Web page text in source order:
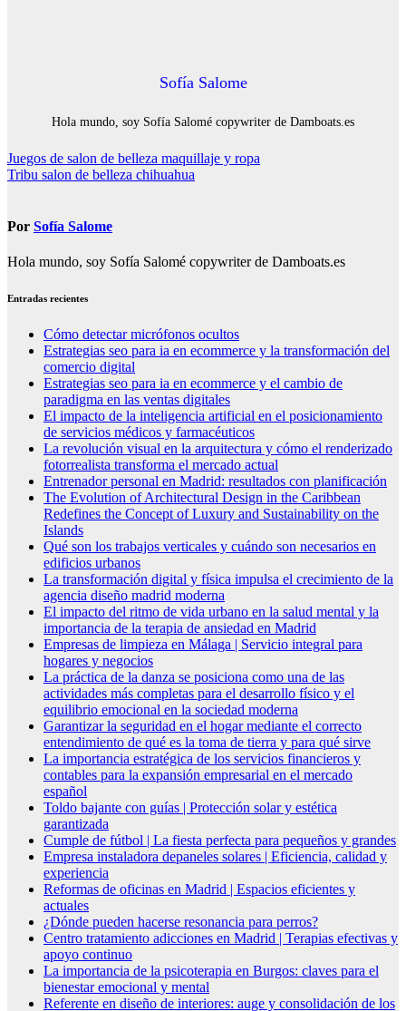
Sofía Salome
Hola mundo, soy Sofía Salomé copywriter de Damboats.es
Navegación
de
Juegos de salon de belleza maquillaje y ropa
Tribu salon de belleza chihuahua
Por Sofía Salome
Hola mundo, soy Sofía Salomé copywriter de Damboats.es
Entradas recientes
Cómo detectar micrófonos ocultos
Estrategias seo para ia en ecommerce y la transformación del
comercio digital
Estrategias seo para ia en ecommerce y el cambio de
paradigma en las ventas digitales
El impacto de la inteligencia artificial en el posicionamiento
de servicios médicos y farmacéuticos
La revolución visual en la arquitectura y cómo el renderizado
fotorrealista transforma el mercado actual
Entrenador personal en Madrid: resultados con planificación
The Evolution of Architectural Design in the Caribbean
Redefines the Concept of Luxury and Sustainability on the
Islands
Qué son los trabajos verticales y cuándo son necesarios en
edificios urbanos
La transformación digital y física impulsa el crecimiento de la
agencia diseño madrid moderna
El impacto del ritmo de vida urbano en la salud mental y la
importancia de la terapia de ansiedad en Madrid
Empresas de limpieza en Málaga | Servicio integral para
hogares y negocios
La práctica de la danza se posiciona como una de las
actividades más completas para el desarrollo físico y el
equilibrio emocional en la sociedad moderna
Garantizar la seguridad en el hogar mediante el correcto
entendimiento de qué es la toma de tierra y para qué sirve
La importancia estratégica de los servicios financieros y
contables para la expansión empresarial en el mercado
español
Toldo bajante con guías | Protección solar y estética
garantizada
Cumple de fútbol | La fiesta perfecta para pequeños y grandes
Empresa instaladora depaneles solares | Eficiencia, calidad y
experiencia
Reformas de oficinas en Madrid | Espacios eficientes y
actuales
¿Dónde pueden hacerse resonancia para perros?
Centro tratamiento adicciones en Madrid | Terapias efectivas y
apoyo continuo
La importancia de la psicoterapia en Burgos: claves para el
bienestar emocional y mental
Referente en diseño de interiores: auge y consolidación de los